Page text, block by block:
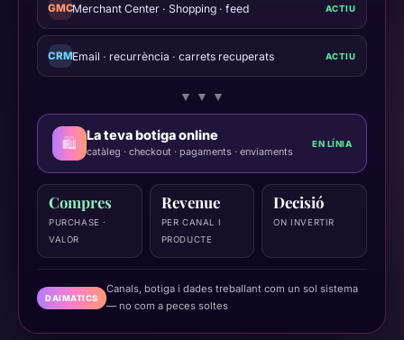
GMCMerchant Center · Shopping · feed ACTIU
CRMEmail · recurrència · carrets recuperats ACTIU
▼ ▼ ▼
🛍️ La teva botiga online
catàleg · checkout · pagaments · enviaments
EN LÍNIA
Compres
PURCHASE ·
VALOR
Revenue
PER CANAL I
PRODUCTE
Decisió
ON INVERTIR
DAIMATICS
Canals, botiga i dades treballant com un sol sistema
— no com a peces soltes